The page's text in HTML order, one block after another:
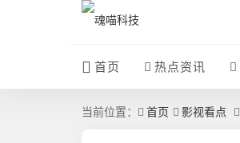
首页 热点资讯
当前位置： 首页 影视看点